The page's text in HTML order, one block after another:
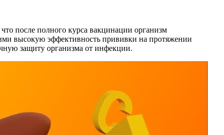
после полного курса вакцинации организм
высокую эффективность прививки на протяжении
защиту организма от инфекции.